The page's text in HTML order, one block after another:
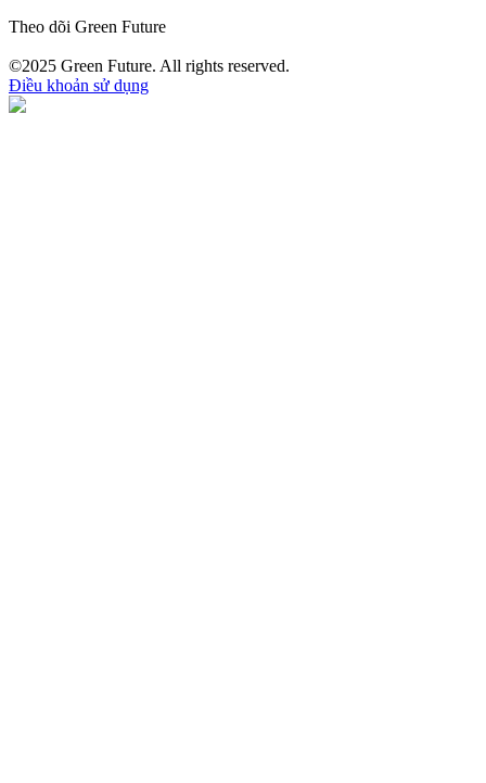
Theo dõi Green Future
©2025 Green Future. All rights reserved.
Điều khoản sử dụng